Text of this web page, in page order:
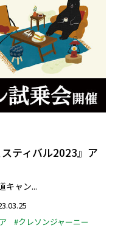
ティバル2023』ア
キャン...
#クレソンジャーニー